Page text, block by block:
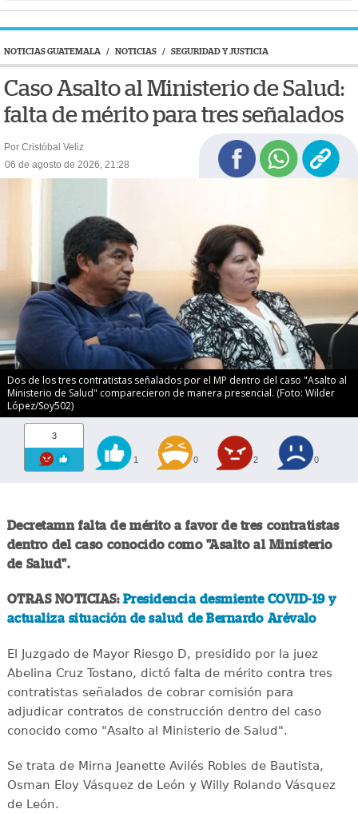
NOTICIAS GUATEMALA / NOTICIAS / SEGURIDAD Y JUSTICIA
Caso Asalto al Ministerio de Salud:
falta de mérito para tres señalados
Por Cristóbal Veliz
06 de agosto de 2026, 21:28
Dos de los tres contratistas señalados por el MP dentro del caso "Asalto al
Ministerio de Salud" comparecieron de manera presencial. (Foto: Wilder
López/Soy502)
3
1 0 2 0
Decretamn falta de mérito a favor de tres contratistas
dentro del caso conocido como "Asalto al Ministerio
de Salud".
OTRAS NOTICIAS: Presidencia desmiente COVID-19 y
actualiza situación de salud de Bernardo Arévalo
El Juzgado de Mayor Riesgo D, presidido por la juez
Abelina Cruz Tostano, dictó falta de mérito contra tres
contratistas señalados de cobrar comisión para
adjudicar contratos de construcción dentro del caso
conocido como "Asalto al Ministerio de Salud".
Se trata de Mirna Jeanette Avilés Robles de Bautista,
Osman Eloy Vásquez de León y Willy Rolando Vásquez
de León.